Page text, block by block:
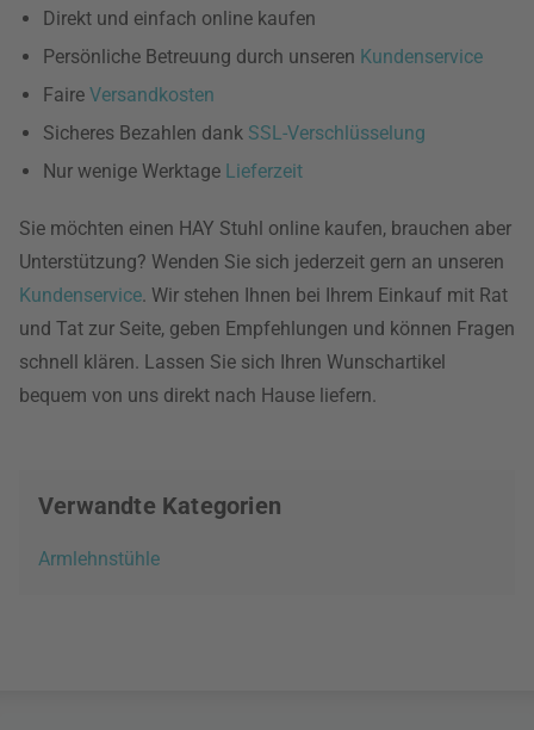
Direkt und einfach online kaufen
Persönliche Betreuung durch unseren Kundenservice
Faire Versandkosten
Sicheres Bezahlen dank SSL-Verschlüsselung
Nur wenige Werktage Lieferzeit
Sie möchten einen HAY Stuhl online kaufen, brauchen aber
Unterstützung? Wenden Sie sich jederzeit gern an unseren
Kundenservice. Wir stehen Ihnen bei Ihrem Einkauf mit Rat
und Tat zur Seite, geben Empfehlungen und können Fragen
schnell klären. Lassen Sie sich Ihren Wunschartikel
bequem von uns direkt nach Hause liefern.
Verwandte Kategorien
Armlehnstühle